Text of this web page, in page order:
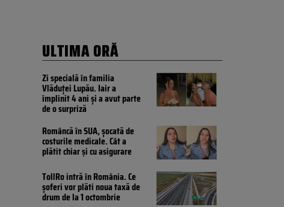
ULTIMA ORĂ
Zi specială în familia
Vlăduței Lupău. Iair a
împlinit 4 ani și a avut parte
de o surpriză
Româncă în SUA, șocată de
costurile medicale. Cât a
plătit chiar și cu asigurare
TollRo intră în România. Ce
șoferi vor plăti noua taxă de
drum de la 1 octombrie